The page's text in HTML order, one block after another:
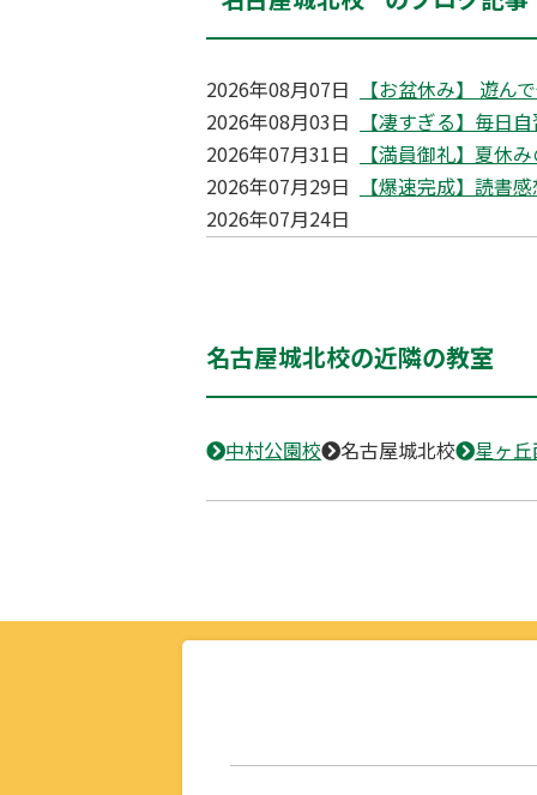
2026年08月07日
【お盆休み】 遊ん
2026年08月03日
2026年07月31日
【凄すぎる】毎日
2026年07月29日
【満員御礼】夏休
2026年07月24日
【爆速完成】読書
名古屋城北校の近隣の教室
中村公園校 名古屋城北校 星ヶ